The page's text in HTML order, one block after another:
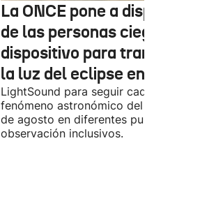
La ONCE pone a
de las personas ciegas un
dispositivo para
la luz del eclipse en
LightSound para seguir cada fase del
fenómeno astronómico del próximo
de agosto en diferentes puntos de
observación inclusivos.